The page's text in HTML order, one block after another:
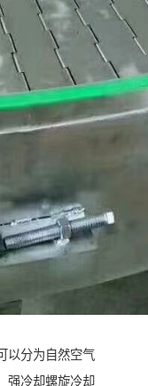
以分为自然空气
强冷却螺旋冷却